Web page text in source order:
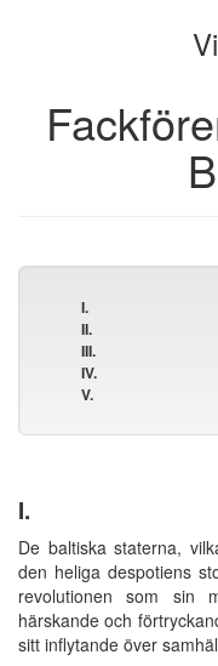
I.
II.
III.
IV.
V.
I.
De baltiska staterna,
den heliga despotiens
revolutionen som sin
härskande och
sitt inflytande över